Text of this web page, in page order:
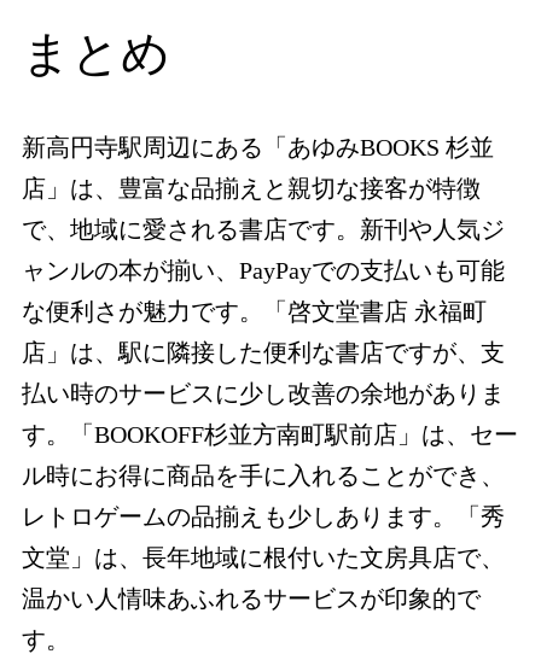
まとめ
新高円寺駅周辺にある「あゆみBOOKS 杉並
店」は、豊富な品揃えと親切な接客が特徴
で、地域に愛される書店です。新刊や人気ジ
ャンルの本が揃い、PayPayでの支払いも可能
な便利さが魅力です。「啓文堂書店 永福町
店」は、駅に隣接した便利な書店ですが、支
払い時のサービスに少し改善の余地がありま
す。「BOOKOFF杉並方南町駅前店」は、セー
ル時にお得に商品を手に入れることができ、
レトロゲームの品揃えも少しあります。「秀
文堂」は、長年地域に根付いた文房具店で、
温かい人情味あふれるサービスが印象的で
す。